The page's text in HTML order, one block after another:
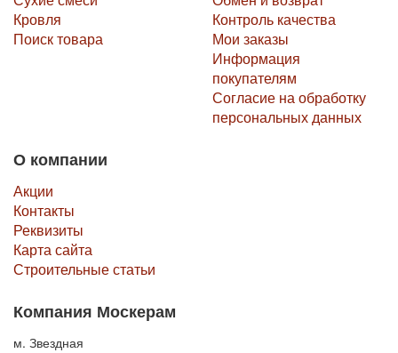
Кровля
Поиск товара
Контроль качества
Мои заказы
Информация
покупателям
Согласие на обработку
персональных данных
О компании
Акции
Контакты
Реквизиты
Карта сайта
Строительные статьи
Компания Москерам
м. Звездная